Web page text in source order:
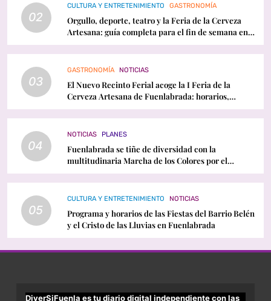
02
CULTURA Y ENTRETENIMIENTO GASTRONOMÍA
Orgullo, deporte, teatro y la Feria de la Cerveza
Artesana: guía completa para el fin de semana en
Fuenlabrada
03
GASTRONOMÍA NOTICIAS
El Nuevo Recinto Ferial acoge la I Feria de la
Cerveza Artesana de Fuenlabrada: horarios,
conciertos y programación
04
NOTICIAS PLANES
Fuenlabrada se tiñe de diversidad con la
multitudinaria Marcha de los Colores por el
Orgullo LGTBI
05
CULTURA Y ENTRETENIMIENTO NOTICIAS
Programa y horarios de las Fiestas del Barrio Belén
y el Cristo de las Lluvias en Fuenlabrada
DiverSiFuenla es tu diario digital independiente con las